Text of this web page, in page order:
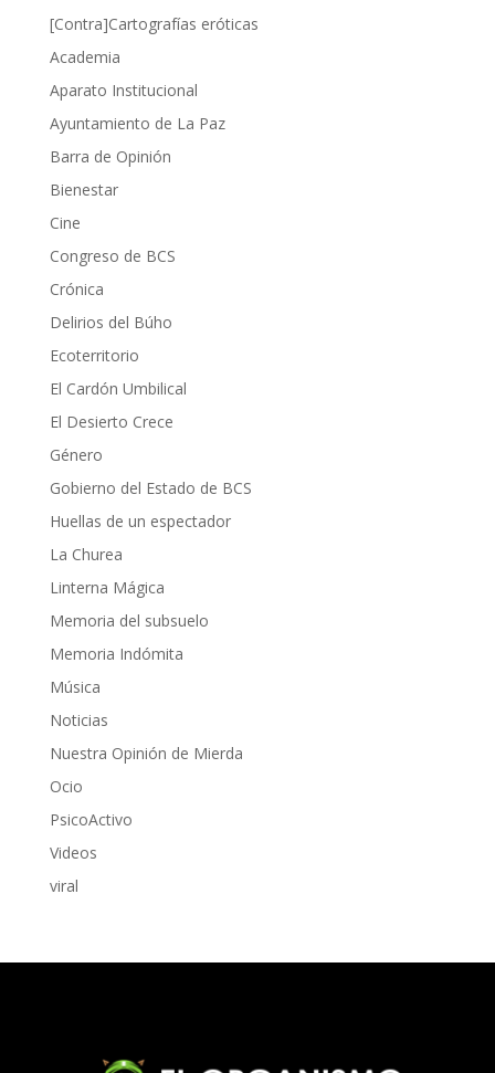
[Contra]Cartografías eróticas
Academia
Aparato Institucional
Ayuntamiento de La Paz
Barra de Opinión
Bienestar
Cine
Congreso de BCS
Crónica
Delirios del Búho
Ecoterritorio
El Cardón Umbilical
El Desierto Crece
Género
Gobierno del Estado de BCS
Huellas de un espectador
La Churea
Linterna Mágica
Memoria del subsuelo
Memoria Indómita
Música
Noticias
Nuestra Opinión de Mierda
Ocio
PsicoActivo
Videos
viral